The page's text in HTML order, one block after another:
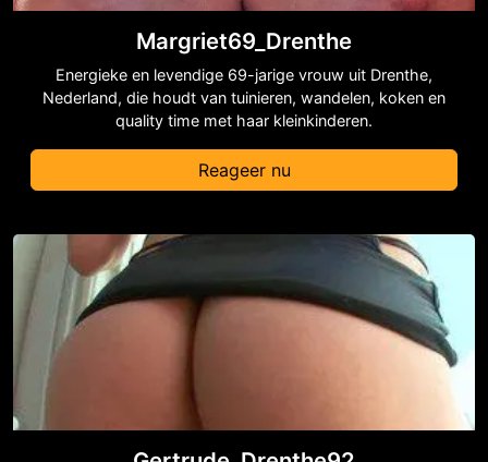
Margriet69_Drenthe
Energieke en levendige 69-jarige vrouw uit Drenthe,
Nederland, die houdt van tuinieren, wandelen, koken en
quality time met haar kleinkinderen.
Reageer nu